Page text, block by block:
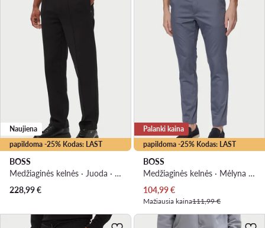
papildoma -25% Kodas: LAST
Naujiena
BOSS
Medžiaginės kelnės · Juoda · Regular Fit
228,99€
papildoma -25% Kodas: LAST
Palanki kaina
BOSS
Medžiaginės kelnės · Mėlyna · Slim Fit
Dabartinė kaina
104,99€
Mažiausia kaina111,99 €